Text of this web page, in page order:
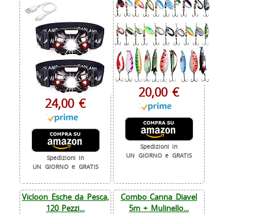
24,00 €
Spedizioni in
UN GIORNO e GRATIS
20,00 €
Spedizioni in
UN GIORNO e GRATIS
Vicloon Esche da Pesca,
120 Pezzi...
Combo Canna Diavel
5m + Mulinello...